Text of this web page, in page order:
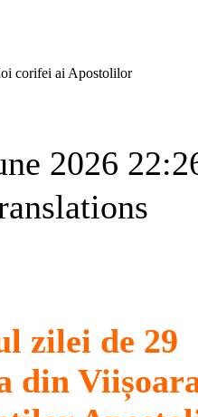
corifei ai Apostolilor
2026
zilei de 29
din